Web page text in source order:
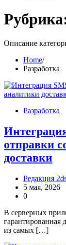
Описание
Home
Разработка
Разработка
отправки
доставки
Редакция
5 мая, 2026
0
В серверных
гарантированная
из самых […]